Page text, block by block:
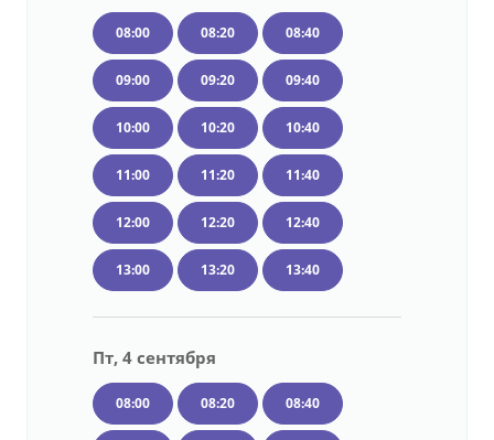
08:00 08:20 08:40
09:00 09:20 09:40
10:00 10:20 10:40
11:00 11:20 11:40
12:00 12:20 12:40
13:00 13:20 13:40
Пт, 4 сентября
08:00 08:20 08:40